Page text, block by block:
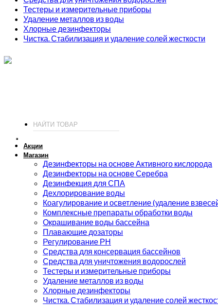
Тестеры и измерительные приборы
Удаление металлов из воды
Хлорные дезинфекторы
Чистка. Стабилизация и удаление солей жесткости
Акции
Магазин
Дезинфекторы на основе Активного кислорода
Дезинфекторы на основе Серебра
Дезинфекция для СПА
Дехлорирование воды
Коагулирование и осветление (удаление
Комплексные препараты обработки воды
Окрашивание воды бассейна
Плавающие дозаторы
Регулирование РН
Средства для консервация бассейнов
Средства для уничтожения водорослей
Тестеры и измерительные приборы
Удаление металлов из воды
Хлорные дезинфекторы
Чистка. Стабилизация и удаление солей